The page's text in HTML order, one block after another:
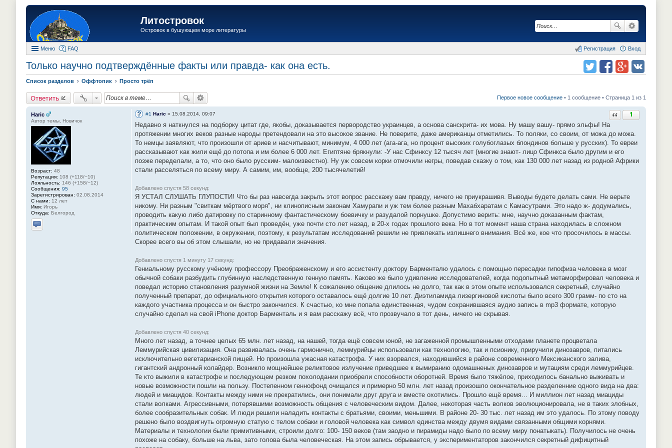
Литостровок
Островок в бушующем море литературы
Меню FAQ Вход
Регистрация
Только научно подтверждённые факты или правда- как она есть.
Список разделов Оффтопик Просто трёп
Ответить Первое новое сообщение • 1 сообщение • Страница 1 из 1
Haric
Автор темы, Новичок
Возраст: 48
Репутация: 108 (+118/−10)
Лояльность: 146 (+158/−12)
Сообщения: 95
Зарегистрирован: 02.08.2014
С нами: 12 лет
Имя: Игорь
Откуда: Белгород
Отправить личное сообщение
Ответить с цитатой
1
#1 Haric » 15.08.2014, 09:07
Недавно я наткнулся на подборку цитат где, якобы, доказывается первородство украинцев, а основа санскрита- их мова. Ну машу вашу- прямо эльфы! На
протяжении многих веков разные народы претендовали на это высокое звание. Не поверите, даже американцы отметились. То поляки, со своим, от можа до можа.
То немцы заявляют, что произошли от ариев и насчитывают, минимум, 4 000 лет (ага-ага, но процент высоких голубоглазых блондинов больше у русских). То евреи
рассказывают как жили ещё до потопа и им более 6 000 лет. Египтяне брякнули: -У нас Сфинксу 12 тысяч лет (многие знают- лицо Сфинкса было другим и его
позже переделали, а то, что оно было русским- малоизвестно). Ну уж совсем корки отмочили негры, поведав сказку о том, как 130 000 лет назад из родной Африки
стали расселяться по всему миру. А самим, им, вообще, 200 тысячелетий!
Добавлено спустя 58 секунд:
Я УСТАЛ СЛУШАТЬ ГЛУПОСТИ! Что бы раз навсегда закрыть этот вопрос расскажу вам правду, ничего не приукрашивя. Выводы будете делать сами. Не верьте
никому. Ни разным "свиткам мёртвого моря", ни клинописным законам Хамурапи и уж тем более разным Махабхаратам с Камасутрами. Это надо ж- додумались,
проводить какую либо датировку по старинному фантастическому боевичку и разудалой порнушке. Допустимо верить: мне, научно доказанным фактам,
практическим опытам. И такой опыт был проведён, уже почти сто лет назад, в 20-х годах прошлого века. Но в тот момент наша страна находилась в сложном
политическом положении, в окружении, поэтому, к результатам исследований решили не привлекать излишнего внимания. Всё же, кое что просочилось в массы.
Скорее всего вы об этом слышали, но не придавали значения.
Добавлено спустя 1 минуту 17 секунд:
Гениальному русскому учёному профессору Преображенскому и его ассистенту доктору Барменталю удалось с помощью пересадки гипофиза человека в мозг
обычной собаки разбудить глубинную наследственную генную память. Каково же было удивление исследователей, когда подопытный метаморфировал человека и
поведал историю становления разумной жизни на Земле! К сожалению общение длилось не долго, так как в этом опыте использовался секретный, случайно
полученный препарат, до официального открытия которого оставалось ещё долгие 10 лет. Диэтиламида лизергиновой кислоты было всего 300 грамм- по сто на
каждого участника процесса и он быстро закончился. К счастью, ко мне попала единственная, чудом сохранившаяся аудио запись в mp3 формате, которую
случайно сделал на свой iPhоne доктор Барменталь и я вам расскажу всё, что прозвучало в тот день, ничего не скрывая.
Добавлено спустя 40 секунд:
Много лет назад, а точнее целых 65 млн. лет назад, на нашей, тогда ещё совсем юной, не загаженной промышленными отходами планете процветала
Леммурийская цивилизация. Она развивалась очень гармонично, леммурийцы использовали как технологию, так и псионику, приручили динозавров, питались
исключительно вегетарианской пищей. Но произошла ужасная катастрофа. У них взорвался, находившийся в районе современного Мексиканского залива,
гигантский андронный колайдер. Возникло мощнейшее реликтовое излучение приведшее к вымиранию одомашненых динозавров и мутациям среди леммурийцев.
Те кто выжили в катастрофе и последующем резком похолодании приобрели способности оборотней. Время было тяжёлое, приходилось банально выживать и
новые возможности пошли на пользу. Постепенном геннофонд очищался и примерно 50 млн. лет назад произошло окончательное разделенние одного вида на два:
людей и миацидов. Контакты между ними не прекратились, они понимали друг друга и вместе охотились. Прошло ещё время... И миллион лет назад миациды
стали волками. Агрессивными, потерявшими возможность общения с человеческим видом. Далее, некоторая часть волков эволюционировала, не в таких злобных,
более сообразительных собак. И люди решили наладить контакты с братьями, своими, меньшими. В районе 20- 30 тыс. лет назад им это удалось. По этому поводу
решено было воздвигнуть огромную статую с телом собаки и головой человека как символ единства между двумя видами связанными общими корнями.
Материалы и технологии были примитивными, строили долго: 100- 150 веков (там заодно и пирамиды надо было по всему миру понатыкать). Получилось не очень
похоже на собаку, больше на льва, зато голова была человеческая. На этом запись обрывается, у экспериментаторов закончился секретный дифицитный